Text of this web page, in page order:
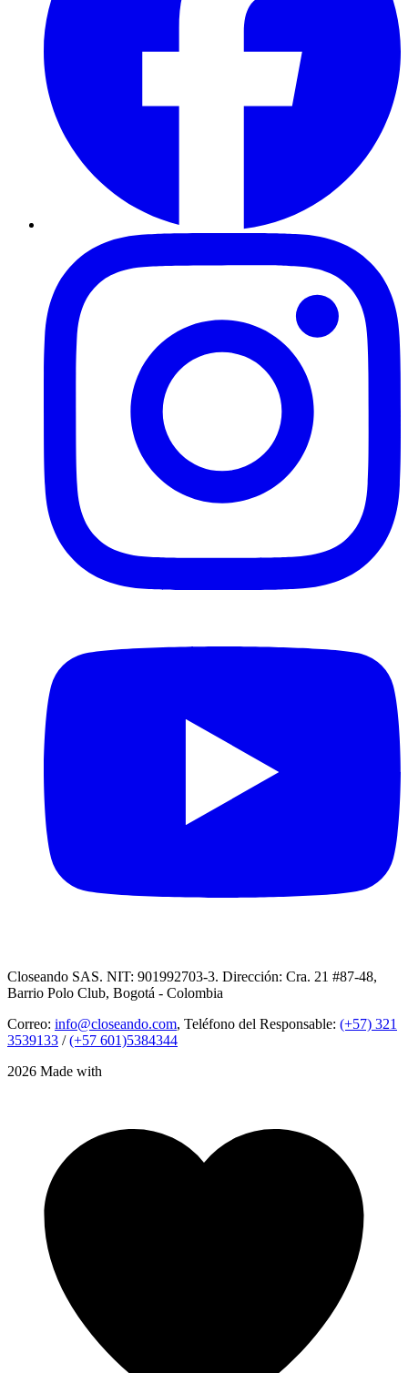
Closeando SAS. NIT: 901992703-3. Dirección: Cra. 21 #87-48,
Barrio Polo Club, Bogotá - Colombia
Correo: info@closeando.com, Teléfono del Responsable: (+57) 321
3539133 /(+57 601)5384344
2026 Made with